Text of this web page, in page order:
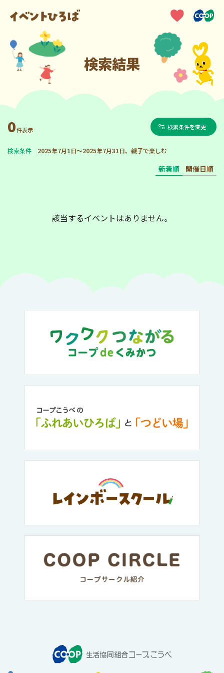
検索結果
0件表示 検索条件を変更
検索条件 2025年7月1日～2025年7月31日、親子で楽しむ
新着順 開催日順
該当するイベントはありません。